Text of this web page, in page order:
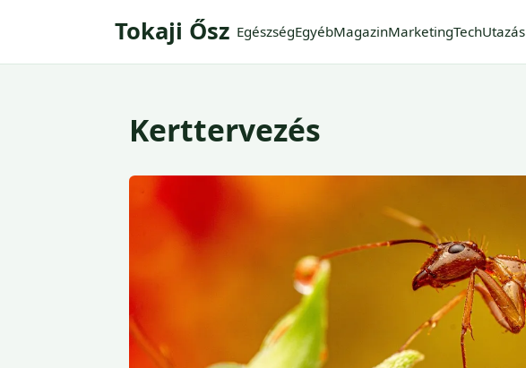
Tokaji Ősz EgészségEgyébMagazinMarketingTechUtazás
Kerttervezés